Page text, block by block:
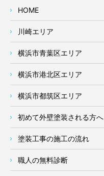
HOME
川崎エリア
横浜市青葉区エリア
横浜市港北区エリア
横浜市都筑区エリア
初めて外壁塗装される方へ
塗装工事の施工の流れ
職人の無料診断